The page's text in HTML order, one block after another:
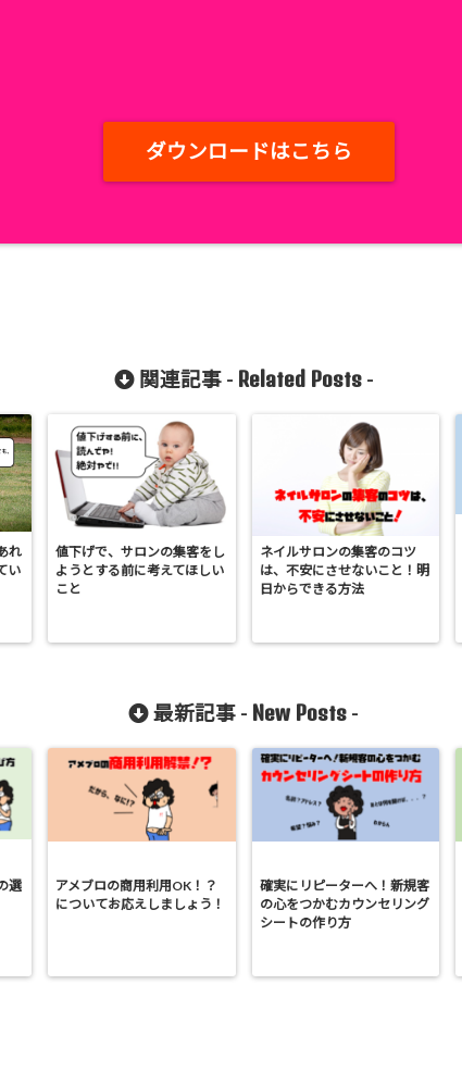
ダウンロードはこちら
関連記事 - Related Posts-
れ
い
値下げで、サロンの集客をし
ようとする前に考えてほしい
こと
ネイルサロンの集客のコツ
は、不安にさせないこと！明
日からできる方法
最新記事 - New Posts -
選
アメブロの商用利用OK！？
についてお応えしましょう！
確実にリピーターへ！新規客
の心をつかむカウンセリング
シートの作り方